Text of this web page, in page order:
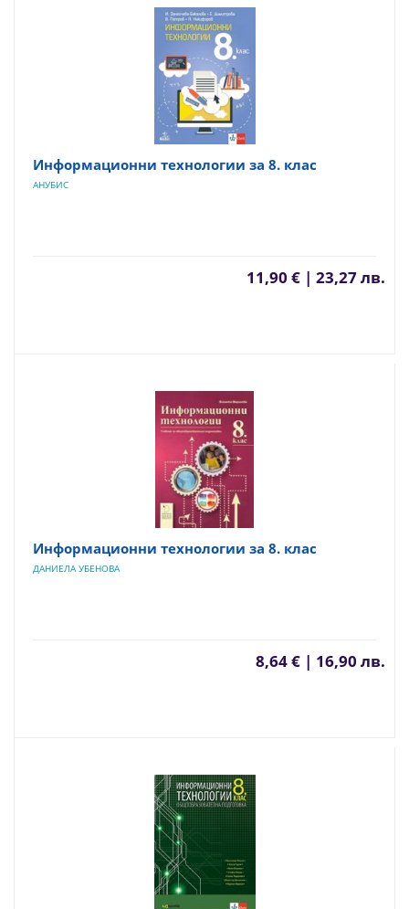
Информационни технологии за 8. клас
АНУБИС
11,90 € | 23,27 лв.
Информационни технологии за 8. клас
ДАНИЕЛА УБЕНОВА
8,64 € | 16,90 лв.